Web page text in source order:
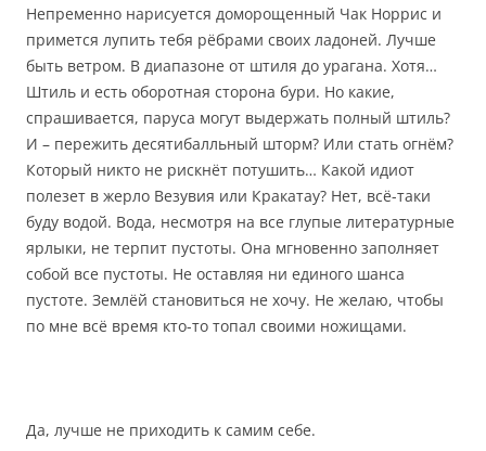
Непременно нарисуется доморощенный Чак Норрис и
примется лупить тебя рёбрами своих ладоней. Лучше
быть ветром. В диапазоне от штиля до урагана. Хотя…
Штиль и есть оборотная сторона бури. Но какие,
спрашивается, паруса могут выдержать полный штиль?
И – пережить десятибалльный шторм? Или стать огнём?
Который никто не рискнёт потушить… Какой идиот
полезет в жерло Везувия или Кракатау? Нет, всё-таки
буду водой. Вода, несмотря на все глупые литературные
ярлыки, не терпит пустоты. Она мгновенно заполняет
собой все пустоты. Не оставляя ни единого шанса
пустоте. Землёй становиться не хочу. Не желаю, чтобы
по мне всё время кто-то топал своими ножищами.
Да, лучше не приходить к самим себе.